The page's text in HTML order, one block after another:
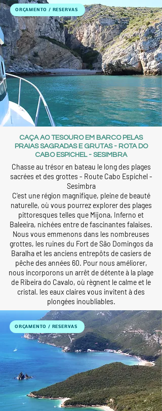
la dynamique du groupe.
Activité pour groupes organisée à dates et
horaires à proposer, sur réservation
préalable.
DEMANDER UN DEVIS
ORÇAMENTO / RESERVAS
CAÇA AO TESOURO EM BARCO PELAS
PRAIAS SAGRADAS E GRUTAS - ROTA DO
CABO ESPICHEL - SESIMBRA
Chasse au trésor en bateau le long des plages
sacrées et des grottes - Route Cabo Espichel -
Sesimbra
C'est une région magnifique, pleine de beauté
naturelle, où vous pourrez explorer des plages
pittoresques telles que Mijona, Inferno et
Baleeira, nichées entre de fascinantes falaises.
Nous vous emmenons dans les nombreuses
grottes, les ruines du Fort de São Domingos da
Baralha et les anciens entrepôts de casiers de
pêche des années 60. Pour nous améliorer,
nous incorporons un arrêt de détente à la plage
de Ribeira do Cavalo, où règnent le calme et le
cristal. les eaux claires vous invitent à des
plongées inoubliables.
ORÇAMENTO / RESERVAS